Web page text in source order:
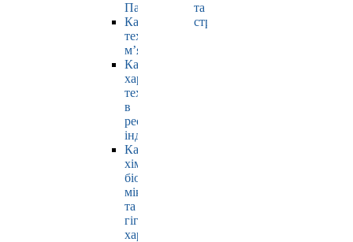
Павлюк
Кафедра
технології
м’яса
Кафедра
харчових
технологій
в
ресторанній
індустрії
Кафедра
хімії,
біохімії,
мікробіології
та
гігієни
харчування
та
страхування